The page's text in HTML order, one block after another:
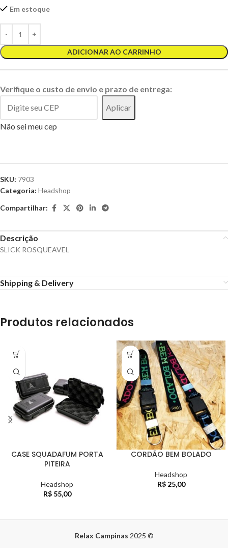
Em estoque
ADICIONAR AO CARRINHO
Verifique o custo de envio e prazo de entrega:
Aplicar
Não sei meu cep
SKU: 7903
Categoria: Headshop
Compartilhar:
Descrição
SLICK ROSQUEAVEL
Shipping & Delivery
Produtos relacionados
CASE SQUADAFUM PORTA
PITEIRA
Headshop
R$55,00
CORDÃO BEM BOLADO
Headshop
R$25,00
Relax Campinas 2025 ©